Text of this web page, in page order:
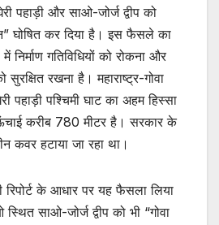
पहाड़ी और साओ-जोर्ज द्वीप को
घोषित कर दिया है। इस फैसले का
निर्माण गतिविधियों को रोकना और
सुरक्षित रखना है। महाराष्ट्र-गोवा
पहाड़ी पश्चिमी घाट का अहम हिस्सा
करीब 780 मीटर है। सरकार के
कवर हटाया जा रहा था।
रिपोर्ट के आधार पर यह फैसला लिया
साओ-जोर्ज द्वीप को भी “गोवा